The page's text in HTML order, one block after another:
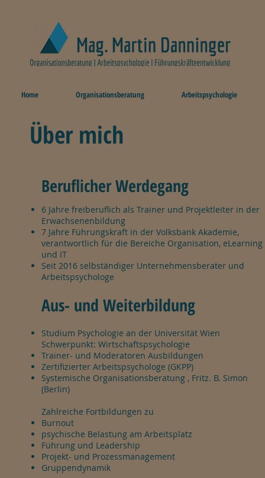
Home Organisationsberatung Arbeitspsychologie
Über mich
Beruflicher Werdegang
6 Jahre freiberuflich als Trainer und Projektleiter in der
Erwachsenenbildung
7 Jahre Führungskraft in der Volksbank Akademie,
verantwortlich für die Bereiche Organisation, eLearning
und IT
Seit 2016 selbständiger Unternehmensberater und
Arbeitspsychologe
Aus- und Weiterbildung
Studium Psychologie an der Universität Wien
Schwerpunkt: Wirtschaftspsychologie
Trainer- und Moderatoren Ausbildungen
Zertifizierter Arbeitspsychologe (GKPP)
Systemische Organisationsberatung , Fritz. B. Simon
(Berlin)
Zahlreiche Fortbildungen zu
Burnout
psychische Belastung am Arbeitsplatz
Führung und Leadership
Projekt- und Prozessmanagement
Gruppendynamik